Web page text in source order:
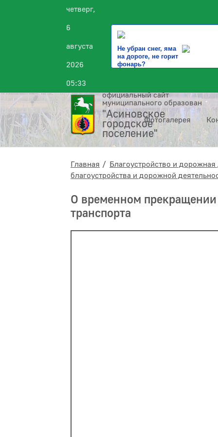
четверг,
6
августа
2026
05:33
Не убран снег, яма
на дороге, не горит
фонарь?
официальный сайт
муниципального образования
"Асиновское
городское
поселение"
Фотогалерея
Главная
Благоустройство и дорожная
благоустройства и дорожной
О временном
транспорта